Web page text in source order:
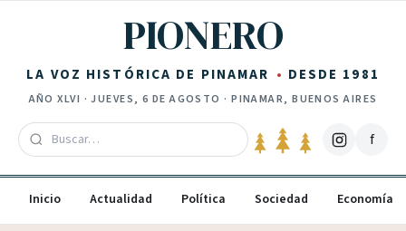
PIONERO
LA VOZ HISTÓRICA DE PINAMAR DESDE 1981
AÑOXLVI ·JUEVES, 6 DE AGOSTO · PINAMAR, BUENOS AIRES
f
Inicio Actualidad Política Sociedad Economía